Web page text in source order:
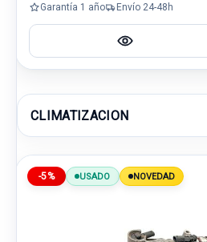
Garantía 1 año Envío 24-48h
CLIMATIZACION
-5% USADO NOVEDAD